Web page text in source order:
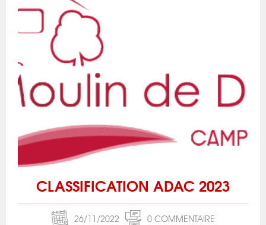
CLASSIFICATION ADAC 2023
26/11/2022
0 COMMENTAIRE